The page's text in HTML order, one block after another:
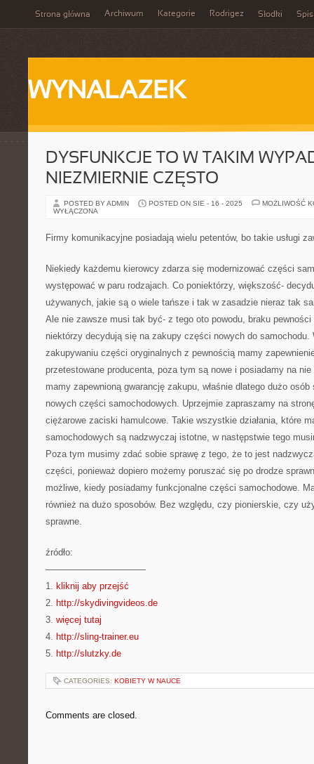
Strona główna Archiwum Kategorie Rodrigez Słodki Spis
WYNALAZEK
DYSFUNKCJE TO W TAKIM
NIEZMIERNIE CZĘSTO
POSTED BY ADMIN POSTED ON SIE - 16 - 2025
MOŻLIWOŚĆ
WYŁĄCZONA
Firmy komunikacyjne posiadają wielu petentów, bo takie usługi
Niekiedy każdemu kierowcy zdarza się modernizować części
występować w paru rodzajach. Co poniektórzy, większość-
używanych, jakie są o wiele tańsze i tak w zasadzie nieraz tak
Ale nie zawsze musi tak być- z tego oto powodu, braku
niektórzy decydują się na zakupy części nowych do samochodu.
zakupywaniu części oryginalnych z pewnością mamy
przetestowane producenta, poza tym są nowe i posiadamy na
mamy zapewnioną gwarancję zakupu, właśnie dlatego dużo
nowych części samochodowych. Uprzejmie zapraszamy na
ciężarowe zaciski hamulcowe. Takie wszystkie działania, które
samochodowych są nadzwyczaj istotne, w następstwie tego
Poza tym musimy zdać sobie sprawę z tego, że to jest
części, ponieważ dopiero możemy poruszać się po drodze
możliwe, kiedy posiadamy funkcjonalne części samochodowe.
również na dużo sposobów. Bez względu, czy pionierskie, czy
sprawne.
źródło:
———————————
1. kliknij aby przejść
2. http://skydivingvideos.de
3. więcej tutaj
4. http://sling-trainer.eu
5. http://slutzky.de
CATEGORIES: KOBIETY W NAUCE
Comments are closed.